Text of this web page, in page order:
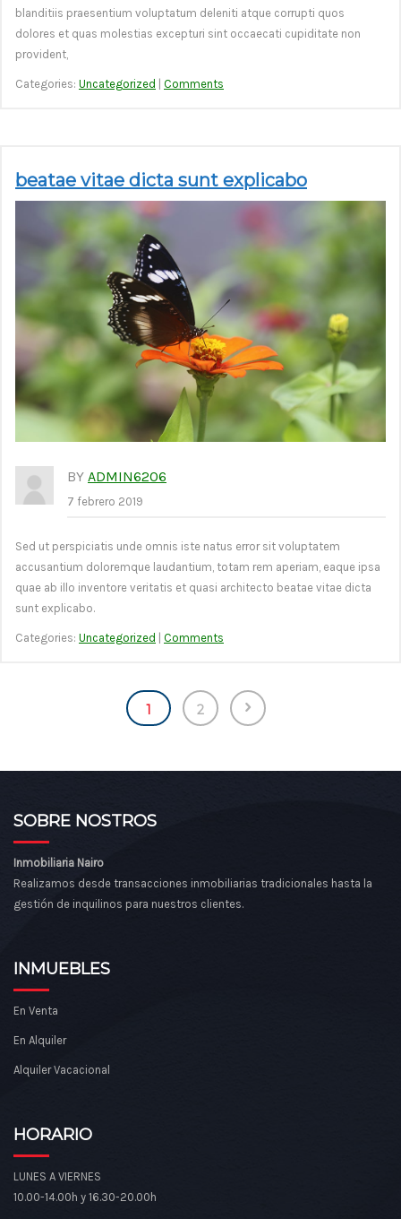
blanditiis praesentium voluptatum deleniti atque corrupti quos
dolores et quas molestias excepturi sint occaecati cupiditate non
provident,
Categories: Uncategorized | Comments
beatae vitae dicta sunt explicabo
BY ADMIN6206
7 febrero 2019
Sed ut perspiciatis unde omnis iste natus error sit voluptatem
accusantium doloremque laudantium, totam rem aperiam, eaque ipsa
quae ab illo inventore veritatis et quasi architecto beatae vitae dicta
sunt explicabo.
Categories: Uncategorized Comments
Navegación1 2
SOBRE NOSTROS
Inmobiliaria Nairo
Realizamos desde transacciones inmobiliarias tradicionales hasta la
gestión de inquilinos para nuestros clientes.
INMUEBLES
En Venta
En Alquiler
Alquiler Vacacional
HORARIO
LUNES A VIERNES
10.00-14.00h y 16.30-20.00h